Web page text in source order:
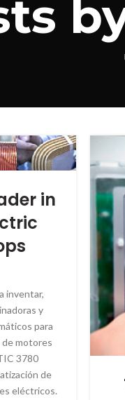
in
inventar,
y
para
de motores
3780
de
eléctricos.